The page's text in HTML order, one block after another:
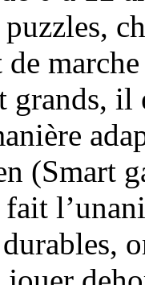
puzzles,
grands, il
(Smart
fait